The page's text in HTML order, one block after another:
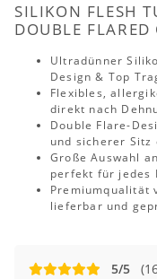
SILIKON FLESH
DOUBLE
Ultradünner
Design & Top
Flexibles,
direkt nach
Double Flare-
und sicherer Sitz
Große Auswahl
perfekt für jedes
Premiumqualität
lieferbar und
5/5